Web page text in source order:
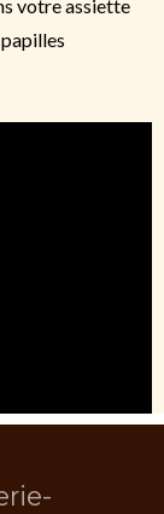
votre assiette